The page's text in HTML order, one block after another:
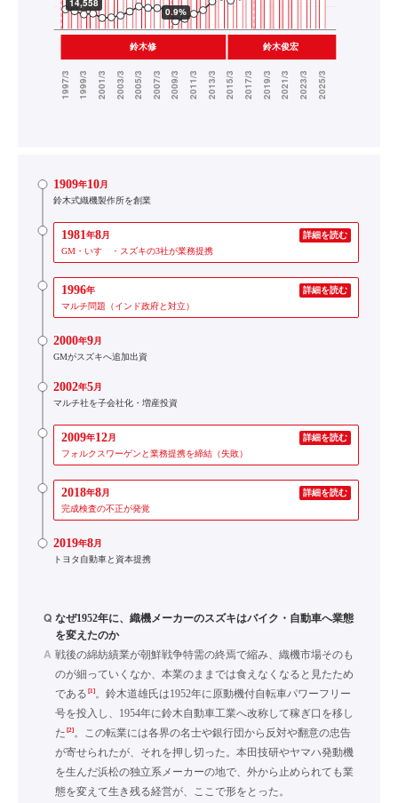
1909年10月
鈴木式織機製作所を創業
1981年8月
詳細を読む
GM・いすゞ・スズキの3社が業務提携
1996年
詳細を読む
マルチ問題（インド政府と対立）
2000年9月
GMがスズキへ追加出資
2002年5月
マルチ社を子会社化・増産投資
2009年12月
詳細を読む
フォルクスワーゲンと業務提携を締結（失敗）
2018年8月
詳細を読む
完成検査の不正が発覚
2019年8月
トヨタ自動車と資本提携
Q なぜ1952年に、織機メーカーのスズキはバイク・自動車へ業態
を変えたのか
A 戦後の綿紡績業が朝鮮戦争特需の終焉で縮み、織機市場そのも
のが細っていくなか、本業のままでは食えなくなると見たため
である [1]。鈴木道雄氏は1952年に原動機付自転車パワーフリー
号を投入し、1954年に鈴木自動車工業へ改称して稼ぎ口を移し
た [2]。この転業には各界の名士や銀行団から反対や翻意の忠告
が寄せられたが、それを押し切った。本田技研やヤマハ発動機
を生んだ浜松の独立系メーカーの地で、外から止められても業
態を変えて生き残る経営が、ここで形をとった。